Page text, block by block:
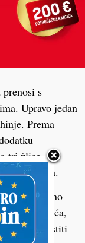
s
Upravo jedan
Prema
tri žlice
pečenja.
koje dodatno
oraščića,
važno koristiti